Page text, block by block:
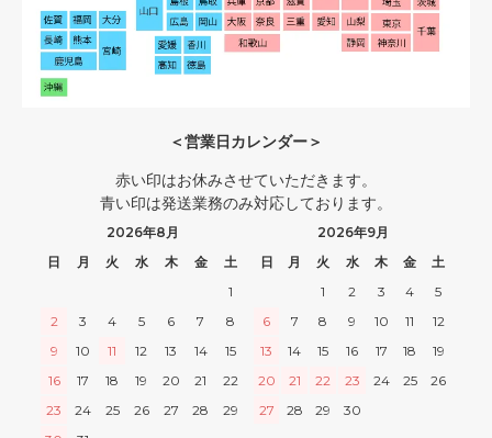
＜営業日カレンダー＞
赤い印はお休みさせていただきます。
青い印は発送業務のみ対応しております。
2026年8月
日
月 火 水 木 金
土
1
2
3 4 5 6 7
8
9
10 11 12 13 14
15
16
17 18 19 20 21
22
23
24 25 26 27 28
29
2026年9月
日
月 火 水 木 金
土
1
2 3 4
5
6
7 8 9 10 11
12
13
14 15 16 17 18
19
20
21 22 23 24 25
26
27
28 29 30